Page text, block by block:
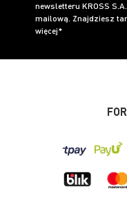
newsletteru KROSS
mailową. Znajdziesz
więcej*